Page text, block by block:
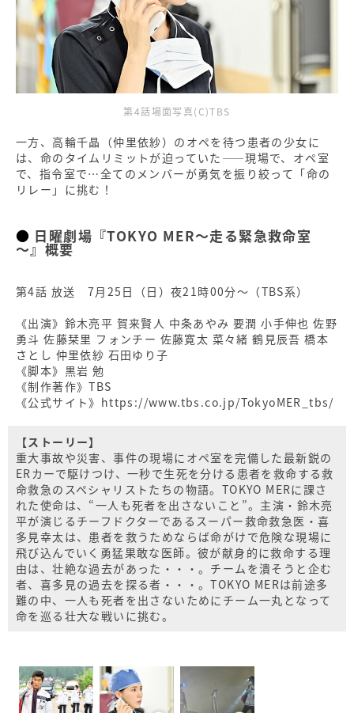
第4話場面写真(C)TBS
一方、高輪千晶（仲里依紗）のオペを待つ患者の少女に
は、命のタイムリミットが迫っていた——現場で、オペ室
で、指令室で…全てのメンバーが勇気を振り絞って「命の
リレー」に挑む！
日曜劇場『TOKYO MER～走る緊急救命室
～』概要
第4話 放送 7月25日（日）夜21時00分～（TBS系）
《出演》鈴木亮平 賀来賢人 中条あやみ 要潤 小手伸也 佐野
勇斗 佐藤栞里 フォンチー 佐藤寛太 菜々緒 鶴見辰吾 橋本
さとし 仲里依紗 石田ゆり子
《脚本》黒岩 勉
《制作著作》TBS
《公式サイト》https://www.tbs.co.jp/TokyoMER_tbs/
【ストーリー】
重大事故や災害、事件の現場にオペ室を完備した最新鋭の
ERカーで駆けつけ、一秒で生死を分ける患者を救命する救
命救急のスペシャリストたちの物語。TOKYO MERに課さ
れた使命は、“一人も死者を出さないこと”。主演・鈴木亮
平が演じるチーフドクターであるスーパー救命救急医・喜
多見幸太は、患者を救うためならば命がけで危険な現場に
飛び込んでいく勇猛果敢な医師。彼が献身的に救命する理
由は、壮絶な過去があった・・・。チームを潰そうと企む
者、喜多見の過去を探る者・・・。TOKYO MERは前途多
難の中、一人も死者を出さないためにチーム一丸となって
命を巡る壮大な戦いに挑む。